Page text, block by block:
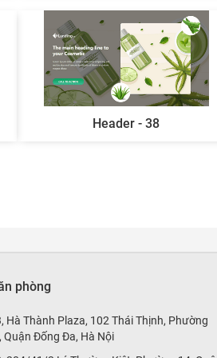
Header - 38
phòng
Hà Thành Plaza, 102 Thái Thịnh, Phường
Quận Đống Đa, Hà Nội